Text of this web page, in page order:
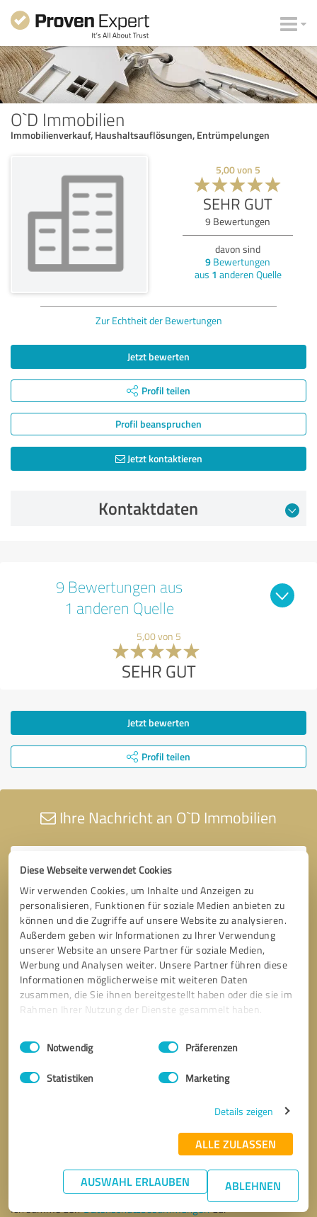
Diese Webseite verwendet Cookies
Wir verwenden Cookies, um Inhalte und Anzeigen zu
personalisieren, Funktionen für soziale Medien anbieten zu
können und die Zugriffe auf unsere Website zu analysieren.
Außerdem geben wir Informationen zu Ihrer Verwendung
unserer Website an unsere Partner für soziale Medien,
Werbung und Analysen weiter. Unsere Partner führen diese
Informationen möglicherweise mit weiteren Daten
zusammen, die Sie ihnen bereitgestellt haben oder die sie im
Rahmen Ihrer Nutzung der Dienste gesammelt haben.
Impressum Datenschutzbestimmungen
Einwilligungsauswahl
Notwendig Präferenzen
Statistiken Marketing
Details zeigen
ALLE ZULASSEN
AUSWAHL ERLAUBEN ABLEHNEN
O`D Immobilien
Immobilienverkauf, Haushaltsauflösungen, Entrümpelungen
5,00von 5
SEHR GUT
9 Bewertungen
davon sind
9 Bewertungen
aus 1 anderen Quelle
Zur Echtheit der Bewertungen
Jetzt bewerten
Profil teilen
Profil beanspruchen
Jetzt kontaktieren
Kontaktdaten
9 Bewertungen aus
1 anderen Quelle
5,00 von 5
SEHR GUT
Jetzt bewerten
Profil teilen
Ihre Nachricht an O`D Immobilien
* Erforderliche Angaben
Nachricht senden
Ich stimme denDatenschutzbestimmungenzu.